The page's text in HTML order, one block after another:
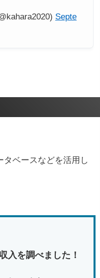
Septe
タベースなどを活用し
入を調べました！